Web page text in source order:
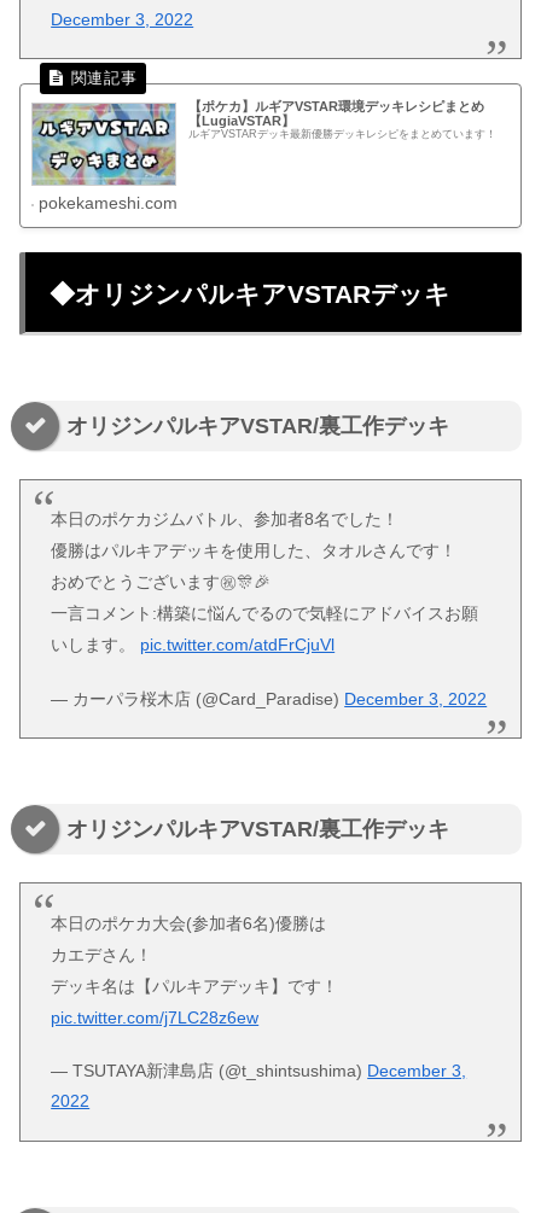
December 3, 2022
【ポケカ】ルギアVSTAR環境デッキレシピまとめ
【LugiaVSTAR】
ルギアVSTARデッキ最新優勝デッキレシピをまとめています！
pokekameshi.com
◆オリジンパルキアVSTARデッキ
オリジンパルキアVSTAR/裏工作デッキ
本日のポケカジムバトル、参加者8名でした！
優勝はパルキアデッキを使用した、タオルさんです！
おめでとうございます㊗️🎊🎉
一言コメント:構築に悩んでるので気軽にアドバイスお願
いします。 pic.twitter.com/atdFrCjuVl
— カーパラ桜木店 (@Card_Paradise) December 3, 2022
オリジンパルキアVSTAR/裏工作デッキ
本日のポケカ大会(参加者6名)優勝は
カエデさん！
デッキ名は【パルキアデッキ】です！
pic.twitter.com/j7LC28z6ew
— TSUTAYA新津島店 (@t_shintsushima) December 3,
2022